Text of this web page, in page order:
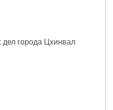
города Цхинвал